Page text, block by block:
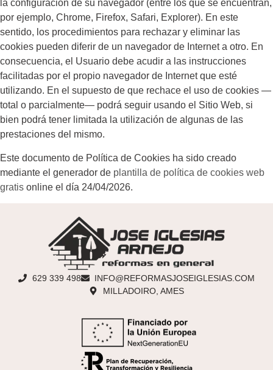
la configuración de su navegador (entre los que se encuentran,
por ejemplo, Chrome, Firefox, Safari, Explorer). En este
sentido, los procedimientos para rechazar y eliminar las
cookies pueden diferir de un navegador de Internet a otro. En
consecuencia, el Usuario debe acudir a las instrucciones
facilitadas por el propio navegador de Internet que esté
utilizando. En el supuesto de que rechace el uso de cookies —
total o parcialmente— podrá seguir usando el Sitio Web, si
bien podrá tener limitada la utilización de algunas de las
prestaciones del mismo.
Este documento de Política de Cookies ha sido creado
mediante el generador de plantilla de política de cookies web
gratis online el día 24/04/2026.
629 339 498
INFO@REFORMASJOSEIGLESIAS.COM
MILLADOIRO, AMES